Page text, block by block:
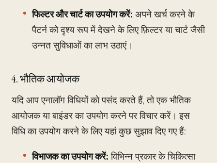
फिल्टर और चार्ट का उपयोग करें: अपने खर्च करने के
पैटर्न को दृश्य रूप में देखने के लिए फ़िल्टर या चार्ट जैसी
उन्नत सुविधाओं का लाभ उठाएं।
4. भौतिक आयोजक
यदि आप एनालॉग विधियों को पसंद करते हैं, तो एक भौतिक
आयोजक या बाइंडर का उपयोग करने पर विचार करें। इस
विधि का उपयोग करने के लिए यहां कुछ सुझाव दिए गए हैं:
विभाजक का उपयोग करें: विभिन्न प्रकार के चिकित्सा